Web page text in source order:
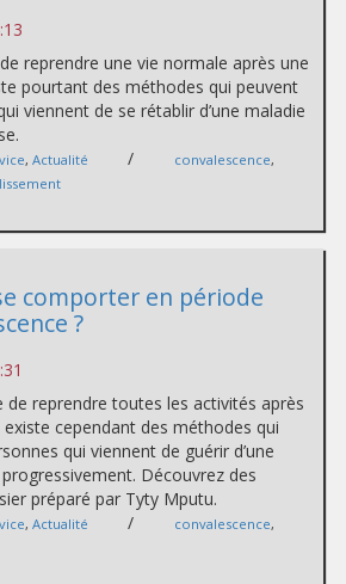
reprendre une vie normale après une
pourtant des méthodes qui peuvent
viennent de se rétablir d’une maladie
, Actualité / convalescence,
comporter en période
?
de reprendre toutes les activités après
cependant des méthodes qui
qui viennent de guérir d’une
Découvrez des
préparé par Tyty Mputu.
, Actualité / convalescence,